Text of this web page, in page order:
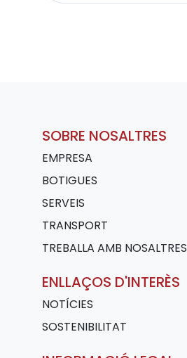
SOBRE NOSALTRES
EMPRESA
BOTIGUES
SERVEIS
TRANSPORT
TREBALLA AMB NOSALTRES
ENLLAÇOS D'INTERÈS
NOTÍCIES
SOSTENIBILITAT